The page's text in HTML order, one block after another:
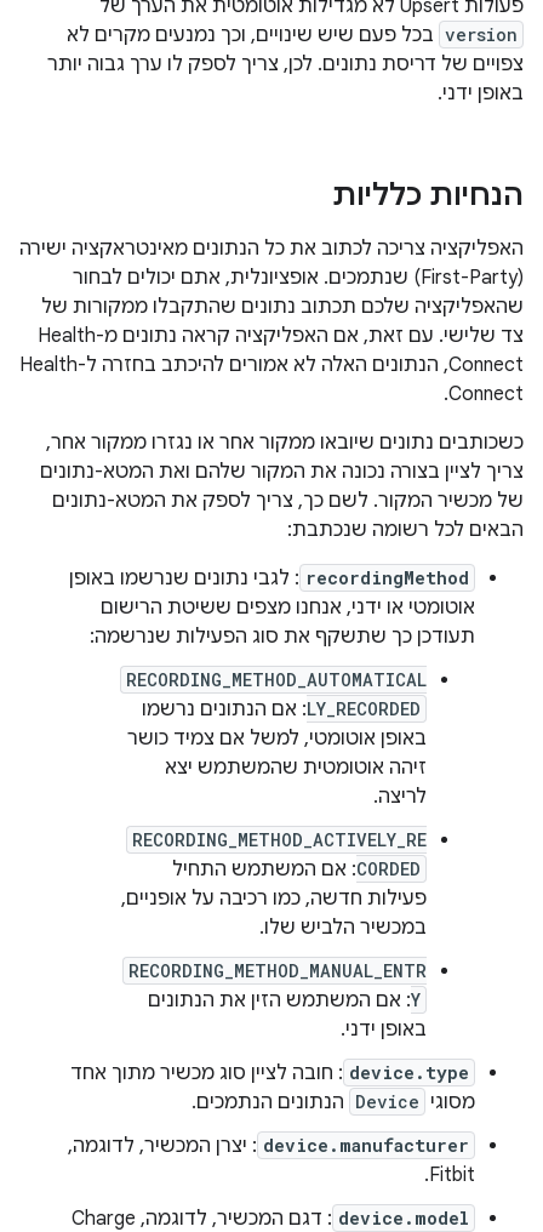
פעולות Upsert לא מגדילות אוטומטית את הערך של
version בכל פעם שיש שינויים, וכך נמנעים מקרים לא
צפויים של דריסת נתונים. לכן, צריך לספק לו ערך גבוה יותר
באופן ידני.
הנחיות כלליות
האפליקציה צריכה לכתוב את כל הנתונים מאינטראקציה ישירה
(First-Party) שנתמכים. אופציונלית, אתם יכולים לבחור
שהאפליקציה שלכם תכתוב נתונים שהתקבלו ממקורות של
צד שלישי. עם זאת, אם האפליקציה קראה נתונים מ-Health
Connect, הנתונים האלה לא אמורים להיכתב בחזרה ל-Health
Connect.
כשכותבים נתונים שיובאו ממקור אחר או נגזרו ממקור אחר,
צריך לציין בצורה נכונה את המקור שלהם ואת המטא-נתונים
של מכשיר המקור. לשם כך, צריך לספק את המטא-נתונים
הבאים לכל רשומה שנכתבת:
recordingMethod : לגבי נתונים שנרשמו באופן
אוטומטי או ידני, אנחנו מצפים ששיטת הרישום
תעודכן כך שתשקף את סוג הפעילות שנרשמה:
RECORDING_METHOD_AUTOMATICAL
LY_RECORDED: אם הנתונים נרשמו
באופן אוטומטי, למשל אם צמיד כושר
זיהה אוטומטית שהמשתמש יצא
לריצה.
RECORDING_METHOD_ACTIVELY_RE
CORDED: אם המשתמש התחיל
פעילות חדשה, כמו רכיבה על אופניים,
במכשיר הלביש שלו.
RECORDING_METHOD_MANUAL_ENTR
Y: אם המשתמש הזין את הנתונים
באופן ידני.
device.type : חובה לציין סוג מכשיר מתוך אחד
מסוגי Device הנתונים הנתמכים.
device.manufacturer : יצרן המכשיר, לדוגמה,
Fitbit.
device.model
: דגם המכשיר, לדוגמה, Charge